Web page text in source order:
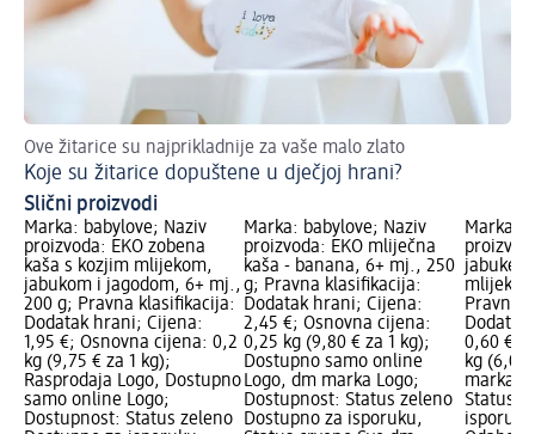
Ove žitarice su najprikladnije za vaše malo zlato
Koje su žitarice dopuštene u dječjoj hrani?
Slični proizvodi
Marka: babylove; Naziv
proizvoda: EKO zobena
kaša s kozjim mlijekom,
jabukom i jagodom, 6+ mj.,
200 g; Pravna klasifikacija:
Dodatak hrani; Cijena:
1,95 €; Osnovna cijena: 0,2
kg (9,75 € za 1 kg);
Rasprodaja Logo, Dostupno
samo online Logo;
Dostupnost: Status zeleno
Marka: babylove; Naziv
proizvoda: EKO mliječna
kaša - banana, 6+ mj., 250
g; Pravna klasifikacija:
Dodatak hrani; Cijena:
2,45 €; Osnovna cijena:
0,25 kg (9,80 € za 1 kg);
Dostupno samo online
Logo, dm marka Logo;
Dostupnost: Status zeleno
Dostupno za isporuku,
Marka:
jabuke i
Pravna
0,60 €;
kg (6,00
marka
Status